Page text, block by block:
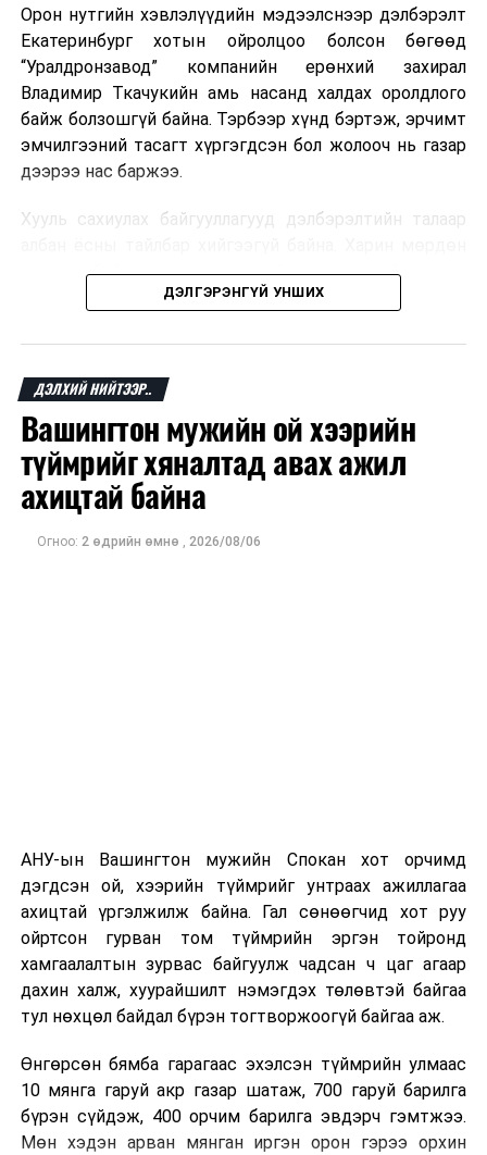
Мароккогийн хөдөлмөр эрхлэлтийн сайд мэдэгджээ.
Орон нутгийн хэвлэлүүдийн мэдээлснээр дэлбэрэлт
Екатеринбург хотын ойролцоо болсон бөгөөд
“Уралдронзавод” компанийн ерөнхий захирал
Владимир Ткачукийн амь насанд халдах оролдлого
байж болзошгүй байна. Тэрбээр хүнд бэртэж, эрчимт
эмчилгээний тасагт хүргэгдсэн бол жолооч нь газар
дээрээ нас баржээ.
Хууль сахиулах байгууллагууд дэлбэрэлтийн талаар
шалгах байгууллага олон нийтэд аюултай аргаар
хүний амь насанд халдахыг завдсан гэх үндэслэлээр
мэдээлжээ.
“Уралдронзавод” компани 2023 онд Екатеринбург
хотод байгуулагдсан бөгөөд нисгэгчгүй нисэх
төхөөрөмж үйлдвэрлэдэг аж. Тус компанийн 2025
оны орлого 6.2 тэрбум рубль, цэвэр ашиг нь 1.9
тэрбум рубльд хүрсэн гэж РБК мэдээлсэн байна.
Одоогоор дэлбэрэлтийн шалтгаан, хэрэгт холбоотой
ДЭЛГЭРЭНГҮЙ УНШИХ
ДЭЛХИЙ НИЙТЭЭР..
Вашингтон мужийн ой хээрийн
түймрийг хяналтад авах ажил
ахицтай байна
Огноо: 2 өдрийн өмнө , 2026/08/06
АНУ-ын Вашингтон мужийн Спокан хот орчимд
дэгдсэн ой, хээрийн түймрийг унтраах ажиллагаа
ахицтай үргэлжилж байна. Гал сөнөөгчид хот руу
ойртсон гурван том түймрийн эргэн тойронд
хамгаалалтын зурвас байгуулж чадсан ч цаг агаар
дахин халж, хуурайшилт нэмэгдэх төлөвтэй байгаа
тул нөхцөл байдал бүрэн тогтворжоогүй байгаа аж.
Өнгөрсөн бямба гарагаас эхэлсэн түймрийн улмаас
10 мянга гаруй акр газар шатаж, 700 гаруй барилга
бүрэн сүйдэж, 400 орчим барилга эвдэрч гэмтжээ.
Мөн хэдэн арван мянган иргэн орон гэрээ орхин